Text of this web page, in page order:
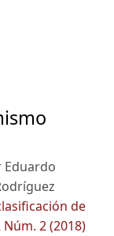
Eduardo
de
2 (2018)